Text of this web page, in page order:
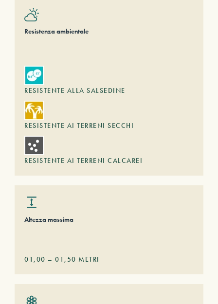
Resistenza ambientale
RESISTENTE ALLA SALSEDINE
RESISTENTE AI TERRENI SECCHI
RESISTENTE AI TERRENI CALCAREI
Altezza massima
01,00 – 01,50 METRI